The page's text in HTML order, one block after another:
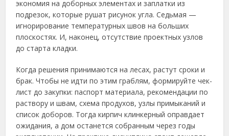
экономия на доборных элементах и заплатки из
подрезок, которые рушат рисунок угла. Седьмая —
игнорирование температурных швов на больших
плоскостях. И, наконец, отсутствие проектных узлов
до старта кладки.
Когда решения принимаются на лесах, растут сроки и
брак. Чтобы не идти по этим граблям, формируйте чек-
лист до закупки: паспорт материала, рекомендации по
раствору и швам, схема продухов, узлы примыканий и
список доборов. Тогда кирпич клинкерный оправдает
ожидания, а дом останется собранным через годы